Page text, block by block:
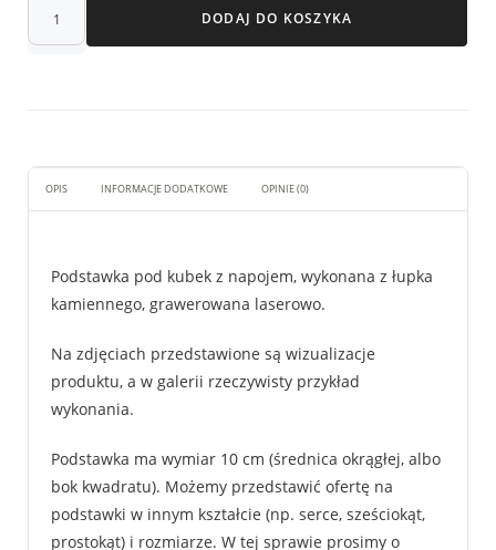
DODAJ DO KOSZYKA
OPIS INFORMACJE DODATKOWE OPINIE (0)
Podstawka pod kubek z napojem, wykonana z łupka
kamiennego, grawerowana laserowo.
Na zdjęciach przedstawione są wizualizacje
produktu, a w galerii rzeczywisty przykład
wykonania.
Podstawka ma wymiar 10 cm (średnica okrągłej, albo
bok kwadratu). Możemy przedstawić ofertę na
podstawki w innym kształcie (np. serce, sześciokąt,
prostokąt) i rozmiarze. W tej sprawie prosimy o